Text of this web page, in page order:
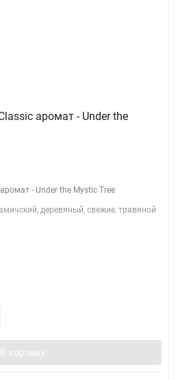
аромат - Under the
- Under the Mystic Tree
деревяный, свежие, травяной
В корзину